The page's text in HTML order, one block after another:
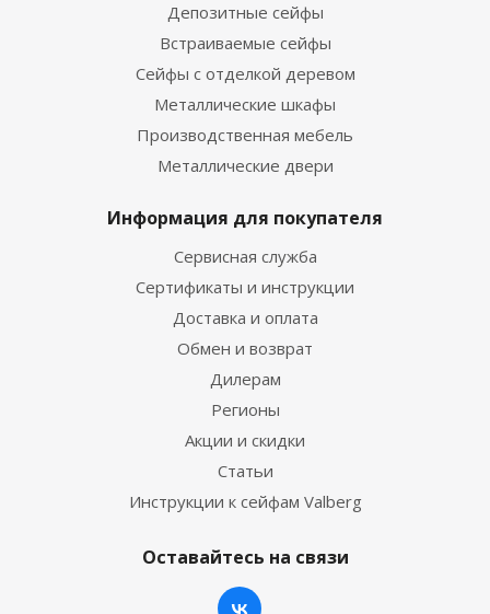
Депозитные сейфы
Встраиваемые сейфы
Сейфы с отделкой деревом
Металлические шкафы
Производственная мебель
Металлические двери
Информация для покупателя
Сервисная служба
Сертификаты и инструкции
Доставка и оплата
Обмен и возврат
Дилерам
Регионы
Акции и скидки
Статьи
Инструкции к сейфам Valberg
Оставайтесь на связи